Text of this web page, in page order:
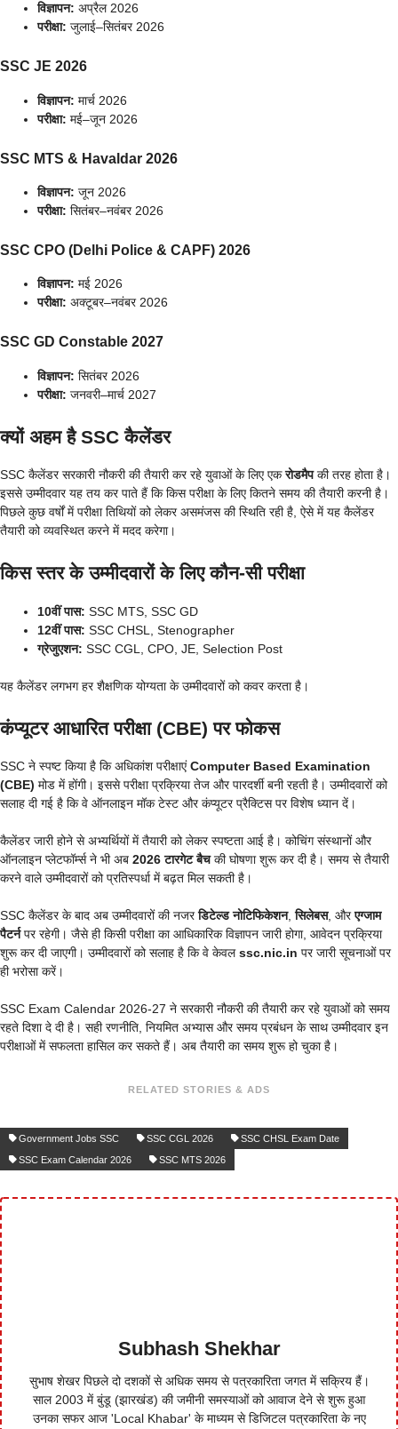
विज्ञापन: अप्रैल 2026
परीक्षा: जुलाई–सितंबर 2026
SSC JE 2026
विज्ञापन: मार्च 2026
परीक्षा: मई–जून 2026
SSC MTS & Havaldar 2026
विज्ञापन: जून 2026
परीक्षा: सितंबर–नवंबर 2026
SSC CPO (Delhi Police & CAPF) 2026
विज्ञापन: मई 2026
परीक्षा: अक्टूबर–नवंबर 2026
SSC GD Constable 2027
विज्ञापन: सितंबर 2026
परीक्षा: जनवरी–मार्च 2027
क्यों अहम है SSC कैलेंडर
SSC कैलेंडर सरकारी नौकरी की तैयारी कर रहे युवाओं के लिए एकरोडमैपकी तरह होता है।
इससे उम्मीदवार यह तय कर पाते हैं कि किस परीक्षा के लिए कितने समय की तैयारी करनी है।
पिछले कुछ वर्षों में परीक्षा तिथियों को लेकर असमंजस की स्थिति रही है, ऐसे में यह कैलेंडर
तैयारी को व्यवस्थित करने में मदद करेगा।
किस स्तर के उम्मीदवारों के लिए कौन-सी परीक्षा
10वीं पास: SSC MTS, SSC GD
12वीं पास: SSC CHSL, Stenographer
ग्रेजुएशन: SSC CGL, CPO, JE, Selection Post
यह कैलेंडर लगभग हर शैक्षणिक योग्यता के उम्मीदवारों को कवर करता है।
कंप्यूटर आधारित परीक्षा (CBE) पर फोकस
SSC ने स्पष्ट किया है कि अधिकांश परीक्षाएंComputer Based Examination
(CBE) मोड में होंगी। इससे परीक्षा प्रक्रिया तेज और पारदर्शी बनी रहती है। उम्मीदवारों को
सलाह दी गई है कि वे ऑनलाइन मॉक टेस्ट और कंप्यूटर प्रैक्टिस पर विशेष ध्यान दें।
कैलेंडर जारी होने से अभ्यर्थियों में तैयारी को लेकर स्पष्टता आई है। कोचिंग संस्थानों और
ऑनलाइन प्लेटफॉर्म्स ने भी अब 2026 टारगेट बैचकी घोषणा शुरू कर दी है। समय से तैयारी
करने वाले उम्मीदवारों को प्रतिस्पर्धा में बढ़त मिल सकती है।
SSC कैलेंडर के बाद अब उम्मीदवारों की नजरडिटेल्ड नोटिफिकेशन,सिलेबस, औरएग्जाम
पैटर्नपर रहेगी। जैसे ही किसी परीक्षा का आधिकारिक विज्ञापन जारी होगा, आवेदन प्रक्रिया
शुरू कर दी जाएगी। उम्मीदवारों को सलाह है कि वे केवलssc.nic.in पर जारी सूचनाओं पर
ही भरोसा करें।
SSC Exam Calendar 2026-27 ने सरकारी नौकरी की तैयारी कर रहे युवाओं को समय
रहते दिशा दे दी है। सही रणनीति, नियमित अभ्यास और समय प्रबंधन के साथ उम्मीदवार इन
परीक्षाओं में सफलता हासिल कर सकते हैं। अब तैयारी का समय शुरू हो चुका है।
RELATED STORIES & ADS
Government Jobs SSC SSC CGL 2026
SSC CHSL Exam Date
SSC Exam Calendar 2026
SSC MTS 2026
Subhash Shekhar
सुभाष शेखर पिछले दो दशकों से अधिक समय से पत्रकारिता जगत में सक्रिय हैं।
साल 2003 में बुंडू (झारखंड) की जमीनी समस्याओं को आवाज देने से शुरू हुआ
उनका सफर आज 'Local Khabar' के माध्यम से डिजिटल पत्रकारिता के नए